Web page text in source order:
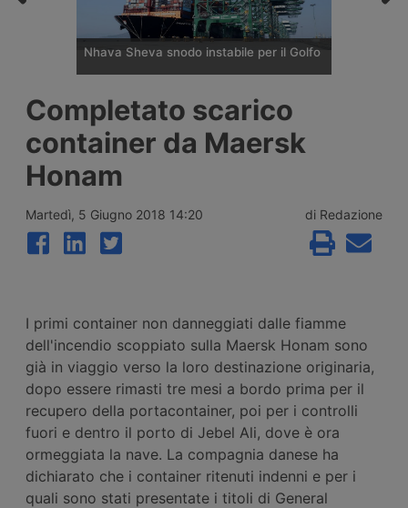
Nhava Sheva snodo instabile per il Golfo
il principale hub di trasbordo verso il Golfo
dopo la crisi del Mar Rosso, ma nel 2026 lo
scontro tra Israele e Iran e la chiusura dello
stretto di Hormuz hanno reso instabile
l’assetto costruito dai vettori regionali.
Completato scarico
container da Maersk
Honam
Martedì, 5 Giugno 2018 14:20 di Redazione
I primi container non danneggiati dalle fiamme
dell'incendio scoppiato sulla Maersk Honam sono
già in viaggio verso la loro destinazione originaria,
dopo essere rimasti tre mesi a bordo prima per il
recupero della portacontainer, poi per i controlli
fuori e dentro il porto di Jebel Ali, dove è ora
ormeggiata la nave. La compagnia danese ha
dichiarato che i container ritenuti indenni e per i
quali sono stati presentate i titoli di General